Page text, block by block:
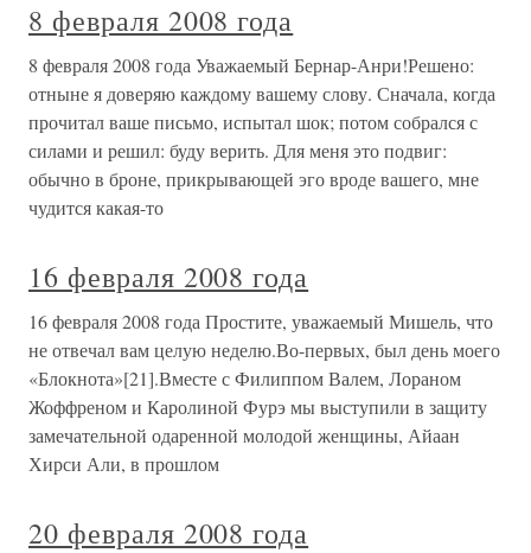
8 февраля 2008 года
8 февраля 2008 года Уважаемый Бернар-Анри!Решено:
отныне я доверяю каждому вашему слову. Сначала, когда
прочитал ваше письмо, испытал шок; потом собрался с
силами и решил: буду верить. Для меня это подвиг:
обычно в броне, прикрывающей эго вроде вашего, мне
чудится какая-то
16 февраля 2008 года
16 февраля 2008 года Простите, уважаемый Мишель, что
не отвечал вам целую неделю.Во-первых, был день моего
«Блокнота»[21].Вместе с Филиппом Валем, Лораном
Жоффреном и Каролиной Фурэ мы выступили в защиту
замечательной одаренной молодой женщины, Айаан
Хирси Али, в прошлом
20 февраля 2008 года